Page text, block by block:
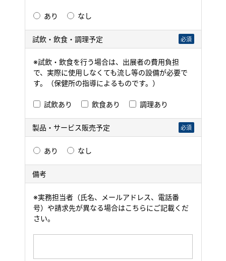
あり なし
試飲・飲食・調理予定 必須
※試飲・飲食を行う場合は、出展者の費用負担
で、実際に使用しなくても流し等の設備が必要で
す。（保健所の指導によるものです。）
試飲あり 飲食あり 調理あり
製品・サービス販売予定 必須
あり なし
備考
※実務担当者（氏名、メールアドレス、電話番
号）や請求先が異なる場合はこちらにご記載くだ
さい。